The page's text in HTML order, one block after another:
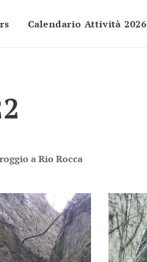
Calendario Attività 2026
a Rio Rocca